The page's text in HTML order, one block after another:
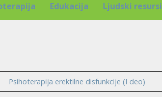
Edukacija Ljudski resursi
Psihoterapija erektilne disfunkcije (I deo)